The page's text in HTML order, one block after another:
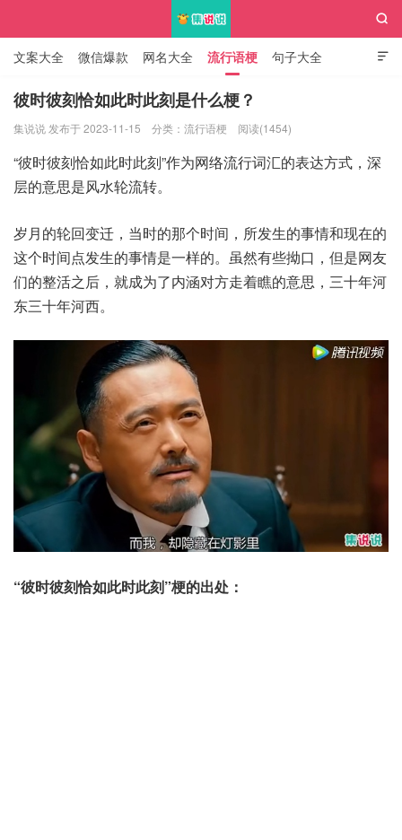

文案大全 微信爆款 网名大全 流行语梗 句子大全
知识大全

彼时彼刻恰如此时此刻是什么梗？
集说说 发布于 2023-11-15 分类： 流行语梗 阅读(1454)
“彼时彼刻恰如此时此刻”作为网络流行词汇的表达方式，深
层的意思是风水轮流转。
岁月的轮回变迁，当时的那个时间，所发生的事情和现在的
这个时间点发生的事情是一样的。虽然有些拗口，但是网友
们的整活之后，就成为了内涵对方走着瞧的意思，三十年河
东三十年河西。
“彼时彼刻恰如此时此刻”梗的出处：